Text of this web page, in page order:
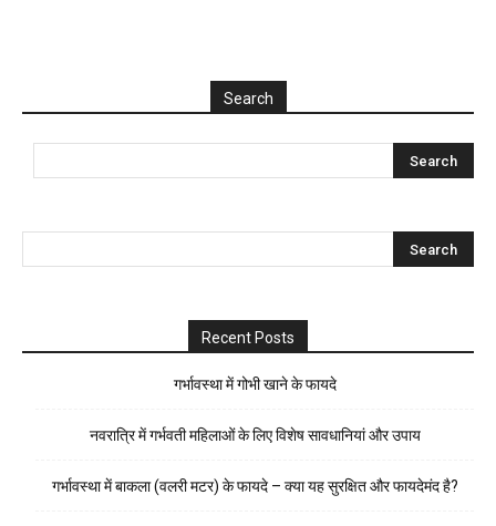
Search
Recent Posts
गर्भावस्था में गोभी खाने के फायदे
नवरात्रि में गर्भवती महिलाओं के लिए विशेष सावधानियां और उपाय
गर्भावस्था में बाकला (वलरी मटर) के फायदे – क्या यह सुरक्षित और फायदेमंद है?